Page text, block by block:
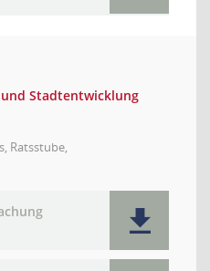
Stadtentwicklung
Ratsstube,